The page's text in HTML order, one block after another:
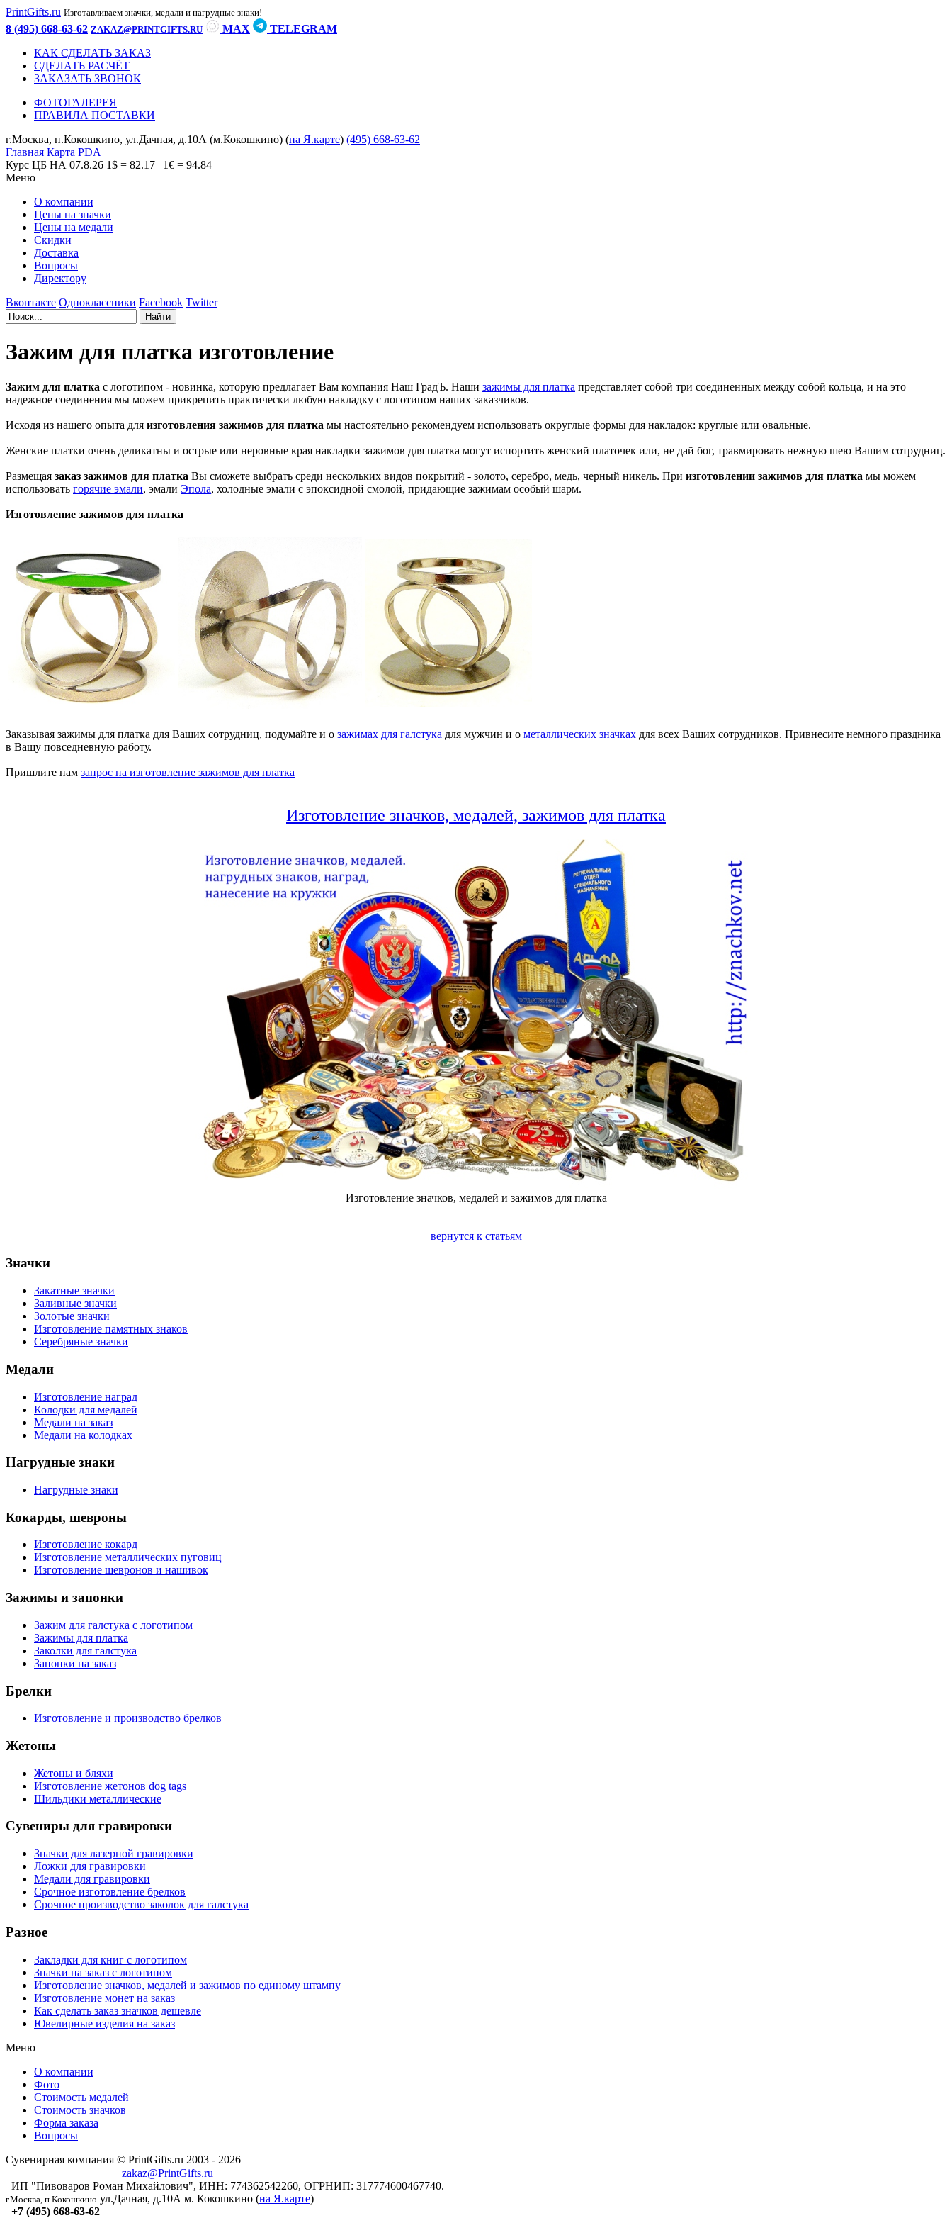
PrintGifts.ru Изготавливаем значки, медали и нагрудные знаки!
8 (495) 668-63-62 ZAKAZ@PRINTGIFTS.RU MAX
TELEGRAM
КАК СДЕЛАТЬ ЗАКАЗ
СДЕЛАТЬ РАСЧЁТ
ЗАКАЗАТЬ ЗВОНОК
ФОТОГАЛЕРЕЯ
ПРАВИЛА ПОСТАВКИ
г.Москва, п.Кокошкино, ул.Дачная, д.10А (м.Кокошкино) (на Я.карте) (495) 668-63-62
Главная Карта PDA
Курс ЦБ НА 07.8.26 1$ = 82.17 | 1€ = 94.84
Меню
О компании
Цены на значки
Цены на медали
Скидки
Доставка
Вопросы
Директору
Вконтакте Одноклассники Facebook Twitter
Зажим для платка изготовление
Зажим для платка с логотипом - новинка, которую предлагает Вам компания Наш ГрадЪ. Наши зажимы для платка представляет собой три соединенных между собой кольца, и на это
надежное соединения мы можем прикрепить практически любую накладку с логотипом наших заказчиков.
Исходя из нашего опыта для изготовления зажимов для платка мы настоятельно рекомендуем использовать округлые формы для накладок: круглые или овальные.
Женские платки очень деликатны и острые или неровные края накладки зажимов для платка могут испортить женский платочек или, не дай бог, травмировать нежную шею Вашим сотрудниц.
Размещая заказ зажимов для платка Вы сможете выбрать среди нескольких видов покрытий - золото, серебро, медь, черный никель. При изготовлении зажимов для платка мы можем
использовать горячие эмали, эмали Эпола, холодные эмали с эпоксидной смолой, придающие зажимам особый шарм.
Изготовление зажимов для платка
Заказывая зажимы для платка для Ваших сотрудниц, подумайте и о зажимах для галстука для мужчин и о металлических значках для всех Ваших сотрудников. Привнесите немного праздника
в Вашу повседневную работу.
Пришлите нам запрос на изготовление зажимов для платка
Изготовление значков, медалей, зажимов для платка
Изготовление значков, медалей и зажимов для платка
вернутся к статьям
Значки
Закатные значки
Заливные значки
Золотые значки
Изготовление памятных знаков
Серебряные значки
Медали
Изготовление наград
Колодки для медалей
Медали на заказ
Медали на колодках
Нагрудные знаки
Нагрудные знаки
Кокарды, шевроны
Изготовление кокард
Изготовление металлических пуговиц
Изготовление шевронов и нашивок
Зажимы и запонки
Зажим для галстука с логотипом
Зажимы для платка
Заколки для галстука
Запонки на заказ
Брелки
Изготовление и производство брелков
Жетоны
Жетоны и бляхи
Изготовление жетонов dog tags
Шильдики металлические
Сувениры для гравировки
Значки для лазерной гравировки
Ложки для гравировки
Медали для гравировки
Срочное изготовление брелков
Срочное производство заколок для галстука
Разное
Закладки для книг с логотипом
Значки на заказ с логотипом
Изготовление значков, медалей и зажимов по единому штампу
Изготовление монет на заказ
Как сделать заказ значков дешевле
Ювелирные изделия на заказ
Меню
О компании
Фото
Стоимость медалей
Стоимость значков
Форма заказа
Вопросы
Сувенирная компания © PrintGifts.ru 2003 - 2026
zakaz@PrintGifts.ru
ИП "Пивоваров Роман Михайлович", ИНН: 774362542260, ОГРНИП: 317774600467740.
г.Москва, п.Кокошкино ул.Дачная, д.10А м. Кокошкино (на Я.карте)
+7 (495) 668-63-62